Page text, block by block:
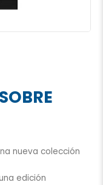
nueva colección
edición